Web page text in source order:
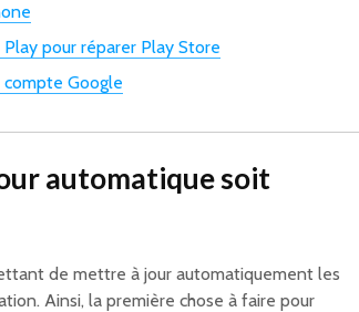
pour réparer Play Store
Google
automatique soit
de mettre à jour automatiquement les
Ainsi, la première chose à faire pour